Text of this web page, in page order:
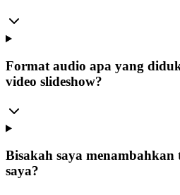
Format audio apa yang
video slideshow?
Bisakah saya menambahkan
saya?